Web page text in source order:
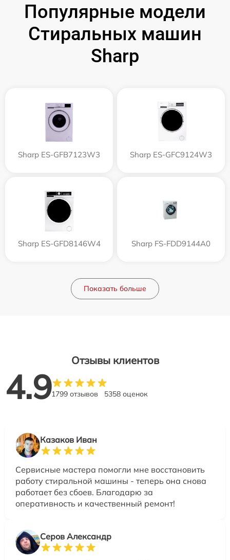
Популярные модели
Стиральных машин
Sharp
Sharp ES-GFB7123W3 Sharp ES-GFC9124W3
Sharp ES-GFD8146W4 Sharp FS-FDD9144A0
Показать больше
Отзывы клиентов
4.91799 отзывов 5358 оценок
Казаков Иван
Сервисные мастера помогли мне восстановить
работу стиральной машины - теперь она снова
работает без сбоев. Благодарю за
оперативность и качественный ремонт!
Серов Александр